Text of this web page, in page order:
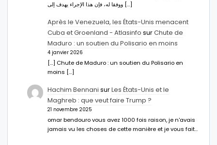
ووفقا له، فإن هذا الإجراء يهدف إلى […]
Après le Venezuela, les États-Unis menacent
Cuba et Groenland - Atlasinfo surChute de
Maduro : un soutien du Polisario en moins
4 janvier 2026
[…] Chute de Maduro : un soutien du Polisario en
moins […]
Hachim Bennani surLes États-Unis et le
Maghreb : que veut faire Trump ?
21 novembre 2025
omar bendouro vous avez 1000 fois raison, je n'avais
jamais vu les choses de cette manière et je vous fait…